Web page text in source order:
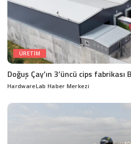
ÜRETIM
Doğuş Çay’ın 3’üncü cips fabrikası
Posted
HardwareLab Haber Merkezi